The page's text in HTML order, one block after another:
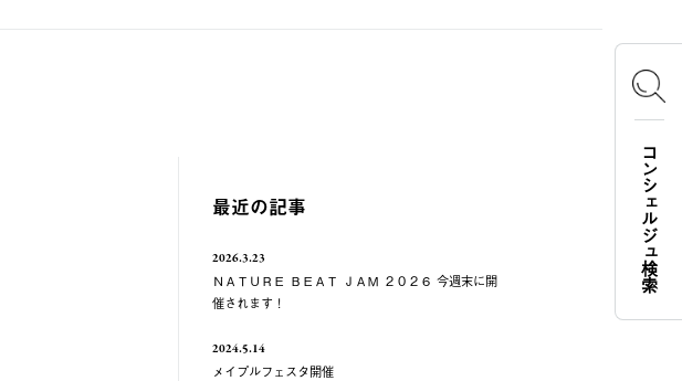
最近の記事
2026.3.23
ＮＡＴＵＲＥ ＢＥＡＴ ＪＡＭ ２０２６ 今週末に開
催されます！
2024.5.14
メイプルフェスタ開催
コンシェルジュ検索